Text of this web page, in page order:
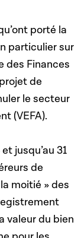
porté la
particulier sur
des Finances
de
le secteur
(VEFA).
jusqu’au 31
de
moitié » des
valeur du bien